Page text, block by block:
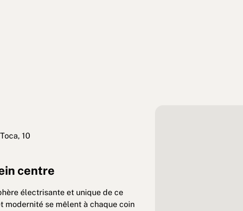
10
centre
électrisante et unique de ce
modernité se mêlent à chaque coin